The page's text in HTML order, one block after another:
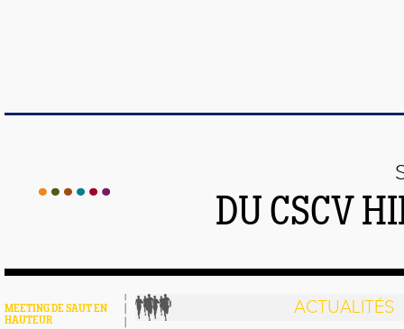
DU CSCV
MEETING DE SAUT EN
HAUTEUR
ACTUALITÉS